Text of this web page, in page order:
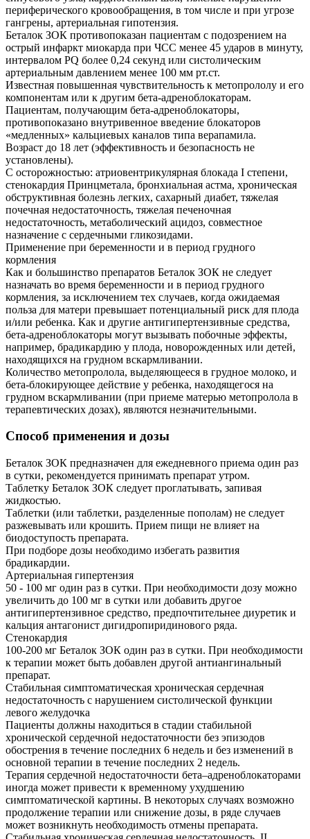
периферического кровообращения, в том числе и при угрозе
гангрены, артериальная гипотензия.
Беталок ЗОК противопоказан пациентам с подозрением на
острый инфаркт миокарда при ЧСС менее 45 ударов в минуту,
интервалом PQ более 0,24 секунд или систолическим
артериальным давлением менее 100 мм рт.ст.
Известная повышенная чувствительность к метопрололу и его
компонентам или к другим бета-адреноблокаторам.
Пациентам, получающим бета-адреноблокаторы,
противопоказано внутривенное введение блокаторов
«медленных» кальциевых каналов типа верапамила.
Возраст до 18 лет (эффективность и безопасность не
установлены).
С осторожностью: атриовентрикулярная блокада I степени,
стенокардия Принцметала, бронхиальная астма, хроническая
обструктивная болезнь легких, сахарный диабет, тяжелая
почечная недостаточность, тяжелая печеночная
недостаточность, метаболический ацидоз, совместное
назначение с сердечными гликозидами.
Применение при беременности и в период грудного
кормления
Как и большинство препаратов Беталок ЗОК не следует
назначать во время беременности и в период грудного
кормления, за исключением тех случаев, когда ожидаемая
польза для матери превышает потенциальный риск для плода
и/или ребенка. Как и другие антигипертензивные средства,
бета-адреноблокаторы могут вызывать побочные эффекты,
например, брадикардию у плода, новорожденных или детей,
находящихся на грудном вскармливании.
Количество метопролола, выделяющееся в грудное молоко, и
бета-блокирующее действие у ребенка, находящегося на
грудном вскармливании (при приеме матерью метопролола в
терапевтических дозах), являются незначительными.
Способ применения и дозы
Беталок ЗОК предназначен для ежедневного приема один раз
в сутки, рекомендуется принимать препарат утром.
Таблетку Беталок ЗОК следует проглатывать, запивая
жидкостью.
Таблетки (или таблетки, разделенные пополам) не следует
разжевывать или крошить. Прием пищи не влияет на
биодоступость препарата.
При подборе дозы необходимо избегать развития
брадикардии.
Артериальная гипертензия
50 - 100 мг один раз в сутки. При необходимости дозу можно
увеличить до 100 мг в сутки или добавить другое
антигипертензивное средство, предпочтительнее диуретик и
кальция антагонист дигидропиридинового ряда.
Стенокардия
100-200 мг Беталок ЗОК один раз в сутки. При необходимости
к терапии может быть добавлен другой антиангинальный
препарат.
Стабильная симптоматическая хроническая сердечная
недостаточность с нарушением систолической функции
левого желудочка
Пациенты должны находиться в стадии стабильной
хронической сердечной недостаточности без эпизодов
обострения в течение последних 6 недель и без изменений в
основной терапии в течение последних 2 недель.
Терапия сердечной недостаточности бета–адреноблокаторами
иногда может привести к временному ухудшению
симптоматической картины. В некоторых случаях возможно
продолжение терапии или снижение дозы, в ряде случаев
может возникнуть необходимость отмены препарата.